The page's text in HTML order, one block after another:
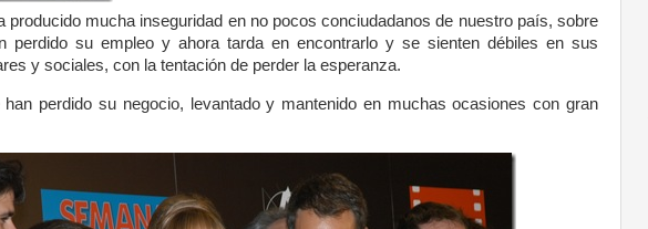
producido mucha inseguridad en no pocos conciudadanos de nuestro país, sobre
perdido su empleo y ahora tarda en encontrarlo y se sienten débiles en sus
y sociales, con la tentación de perder la esperanza.
han perdido su negocio, levantado y mantenido en muchas ocasiones con gran